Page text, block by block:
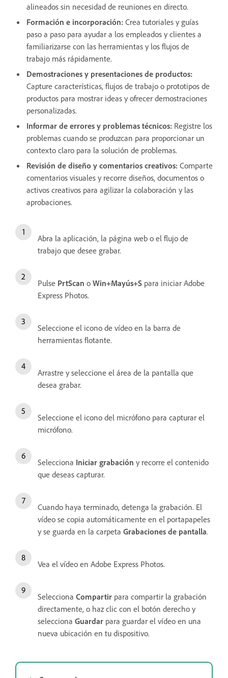
alineados sin necesidad de reuniones en directo.
Formación e incorporación: Crea tutoriales y guías
paso a paso para ayudar a los empleados y clientes a
familiarizarse con las herramientas y los flujos de
trabajo más rápidamente.
Demostraciones y presentaciones de productos:
Capture características, flujos de trabajo o prototipos de
productos para mostrar ideas y ofrecer demostraciones
personalizadas.
Informar de errores y problemas técnicos: Registre los
problemas cuando se produzcan para proporcionar un
contexto claro para la solución de problemas.
Revisión de diseño y comentarios creativos: Comparte
comentarios visuales y recorre diseños, documentos o
activos creativos para agilizar la colaboración y las
aprobaciones.
Abra la aplicación, la página web o el flujo de
trabajo que desee grabar.
Pulse PrtScan o Win+Mayús+S para iniciar Adobe
Express Photos.
Seleccione el icono de vídeo en la barra de
herramientas flotante.
Arrastre y seleccione el área de la pantalla que
desea grabar.
Seleccione el icono del micrófono para capturar el
micrófono.
Selecciona Iniciar grabación y recorre el contenido
que deseas capturar.
Cuando haya terminado, detenga la grabación. El
vídeo se copia automáticamente en el portapapeles
y se guarda en la carpeta Grabaciones de pantalla.
Vea el vídeo en Adobe Express Photos.
Selecciona Compartir para compartir la grabación
directamente, o haz clic con el botón derecho y
selecciona Guardar para guardar el vídeo en una
nueva ubicación en tu dispositivo.